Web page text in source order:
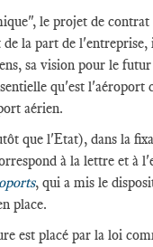
le projet de
la part de l'entreprise,
sa vision pour le
qu'est l'aéroport
aérien.
que l'Etat), dans la
à la lettre et à
, qui a mis le
place.
est placé par la loi